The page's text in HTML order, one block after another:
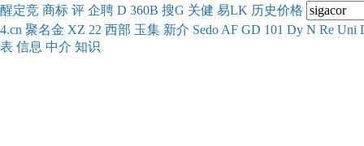
醒定竞 商标 评 企聘 D 360B 搜G 关健 易LK 历史价格
4.cn 聚名金 XZ 22 西部 玉集 新介 Sedo AF GD 101 Dy N Re Uni
表 信息 中介 知识